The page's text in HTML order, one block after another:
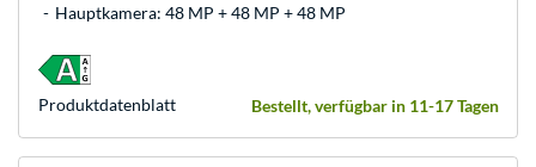
Hauptkamera: 48 MP + 48 MP + 48 MP
Bestellt, verfügbar in 11-17 Tagen
Produkt­datenblatt